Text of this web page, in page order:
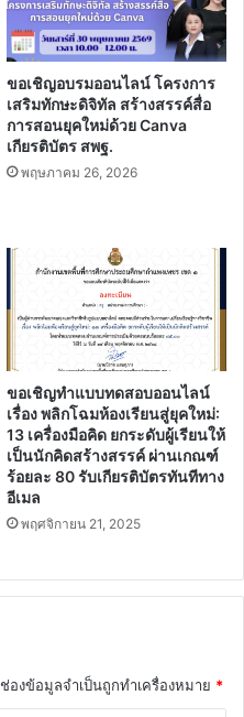
ขอเชิญอบรมออนไลน์ โครงการ
เสริมทักษะดิจิทัล สร้างสรรค์สื่อ
การสอนยุคใหม่ด้วย Canva
เกียรติบัตร สพฐ.
พฤษภาคม 26, 2026
ขอเชิญทำแบบทดสอบออนไลน์
เรื่อง พลิกโฉมห้องเรียนสู่ยุคใหม่:
13 เครื่องมือคิด ยกระดับผู้เรียนให้
เป็นนักคิดสร้างสรรค์ ผ่านเกณฑ์
ร้อยละ 80 รับเกียรติบัตรทันทีทาง
อีเมล
พฤศจิกายน 21, 2025
ช่องข้อมูลจำเป็นถูกทำเครื่องหมาย *